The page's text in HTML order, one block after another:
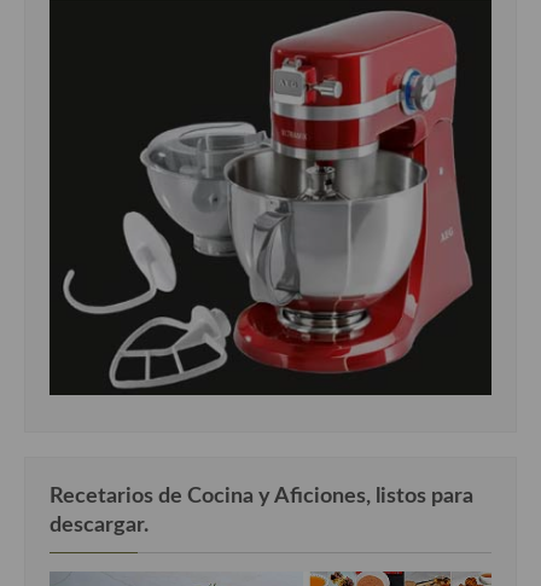
Recetarios de Cocina y Aficiones, listos para
descargar.